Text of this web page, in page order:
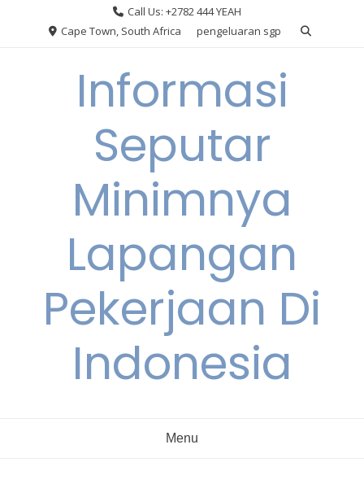
Call Us: +2782 444 YEAH
Cape Town, South Africa
pengeluaran sgp
Informasi
Seputar
Minimnya
Lapangan
Pekerjaan Di
Indonesia
Menu